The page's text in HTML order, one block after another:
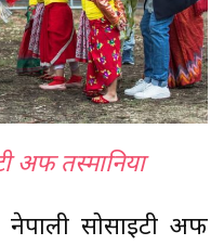
अफ तस्मानिया
नेपाली सोसाइटी अफ